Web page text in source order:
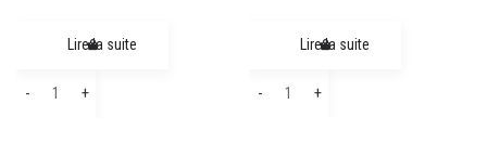
Lire la suite
-
quantité
+
Lire la suite
-
quantité
+